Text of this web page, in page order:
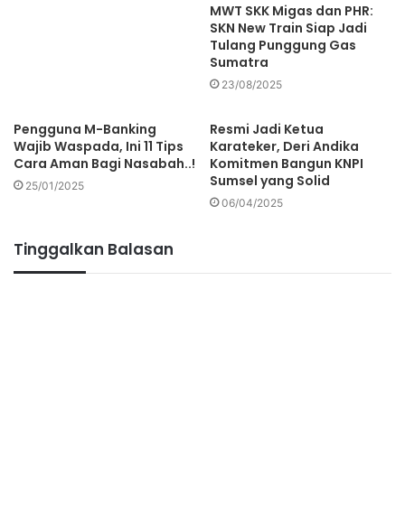
MWT SKK Migas dan PHR:
SKN New Train Siap Jadi
Tulang Punggung Gas
Sumatra
23/08/2025
Pengguna M-Banking
Wajib Waspada, Ini 11 Tips
Cara Aman Bagi Nasabah..!
25/01/2025
Resmi Jadi Ketua
Karateker, Deri Andika
Komitmen Bangun KNPI
Sumsel yang Solid
06/04/2025
Tinggalkan Balasan